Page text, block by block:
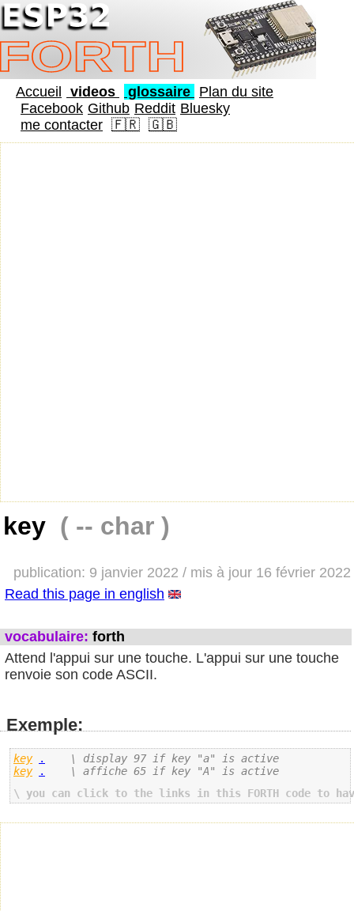
Accueil videos glossaire Plan du site
Facebook Github Reddit Bluesky
me contacter 🇫🇷 🇬🇧
key ( -- char )
publication: 9 janvier 2022 / mis à jour 16 février 2022
Read this page in english
vocabulaire: forth
Attend l'appui sur une touche. L'appui sur une touche
renvoie son code ASCII.
Exemple:
key .
\ display 97 if key "a" is active
key
. \ affiche 65 if key "A" is active